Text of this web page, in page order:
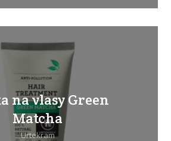
na vlasy Green
Matcha
Urtekram